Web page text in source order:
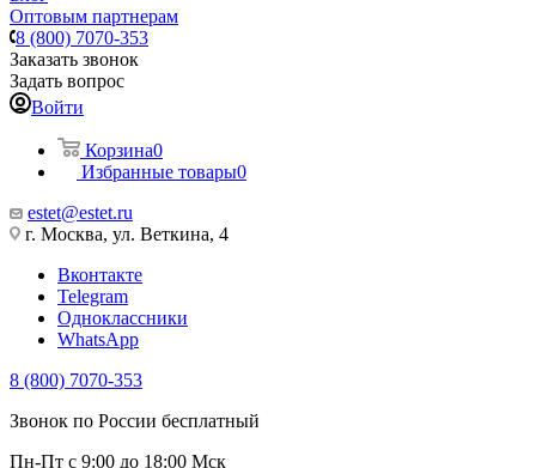
Оптовым партнерам
8 (800) 7070-353
Заказать звонок
Задать вопрос
Войти
Корзина0
Избранные товары0
estet@estet.ru
г. Москва, ул. Веткина, 4
Вконтакте
Telegram
Одноклассники
WhatsApp
8 (800) 7070-353
Звонок по России бесплатный
Пн-Пт с 9:00 до 18:00 Мск